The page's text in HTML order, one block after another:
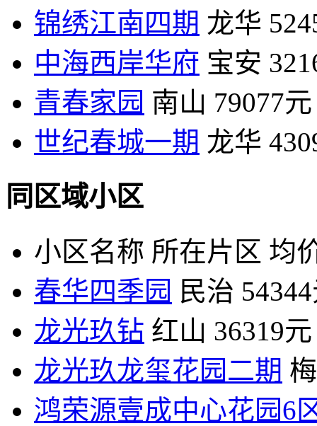
锦绣江南四期 龙华
中海西岸华府 宝安
青春家园 南山 79077元
世纪春城一期 龙华
同区域小区
小区名称 所在片区 均
春华四季园 民治
龙光玖钻 红山 36319元
龙光玖龙玺花园二期
鸿荣源壹成中心花园6